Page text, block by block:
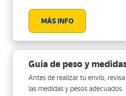
MÁS INFO
Guía de peso y
Antes de realizar tu envío,
las medidas y pesos adecuados.